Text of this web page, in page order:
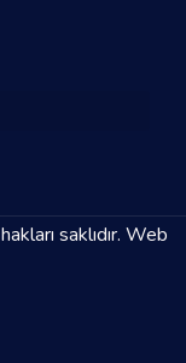
saklıdır. Web